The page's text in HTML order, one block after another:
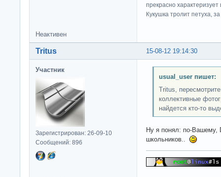
прекрасно характеризует
Кукушка тролит петуха,
Неактивен
15-08-12 19:14:30
Tritus
Участник
Зарегистрирован: 26-09-10
Сообщений: 896
usual_user пишет:
Tritus,
коллективные
найдется кто-то
Ну я понял: по-Вашему,
школьников..